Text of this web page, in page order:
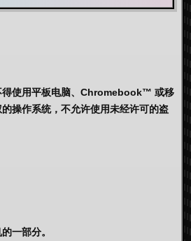
得使用平板电脑、Chromebook™ 或移
操作系统，不允许使用未经许可的盗
一部分。